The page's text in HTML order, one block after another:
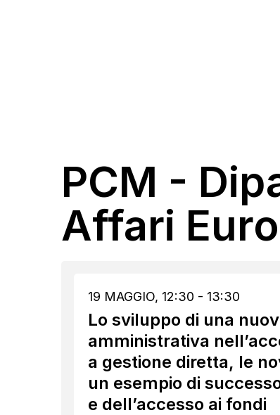
PCM -
Affari
19 MAGGIO, 12:30 - 13:30
Lo sviluppo di una
amministrativa
a gestione diretta, le
un esempio di
e dell’accesso ai fondi